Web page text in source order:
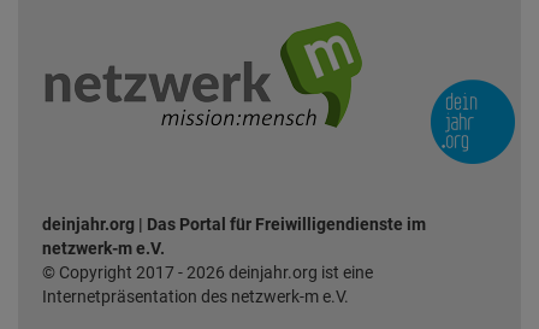
deinjahr.org | Das Portal für Freiwilligendienste im
netzwerk-m e.V.
© Copyright 2017 - 2026 deinjahr.org ist eine
Internetpräsentation des netzwerk-m e.V.